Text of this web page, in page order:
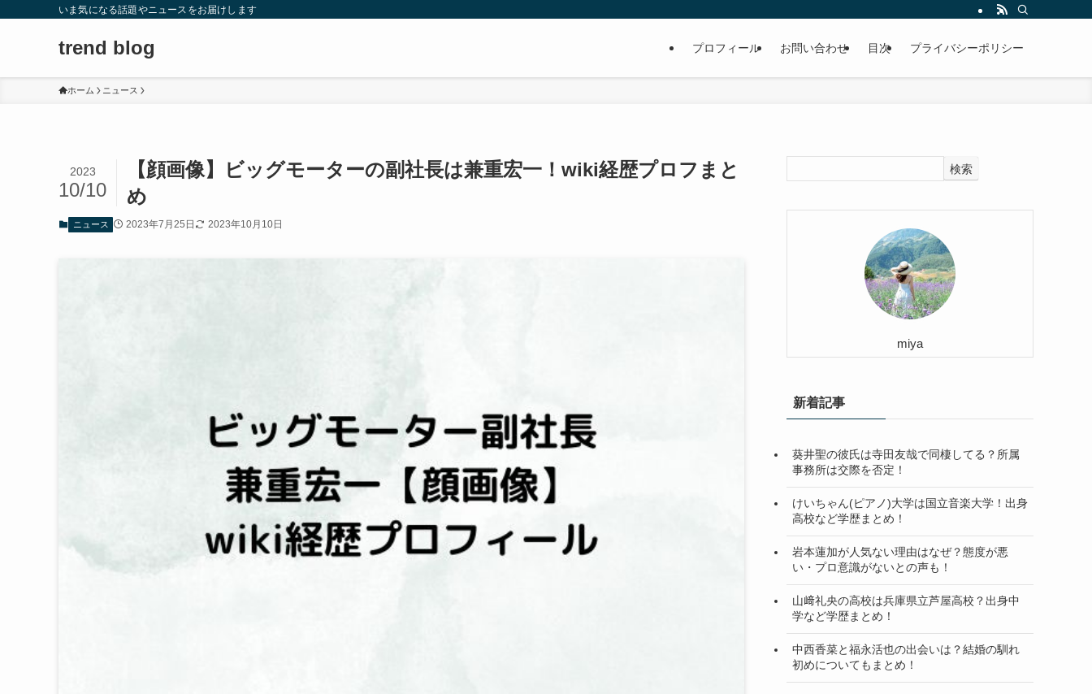
いま気になる話題やニュースをお届けします
trend blog プロフィール お問い合わせ 目次 プライバシーポリシー
ホーム ニュース
【顔画像】ビッグモーターの副社長は兼重宏一！wiki経歴プロフまと
め
2023
10/10
ニュース 2023年7月25日 2023年10月10日
検索
miya
新着記事
葵井聖の彼氏は寺田友哉で同棲してる？所属
事務所は交際を否定！
けいちゃん(ピアノ)大学は国立音楽大学！出身
高校など学歴まとめ！
岩本蓮加が人気ない理由はなぜ？態度が悪
い・プロ意識がないとの声も！
山﨑礼央の高校は兵庫県立芦屋高校？出身中
学など学歴まとめ！
中西香菜と福永活也の出会いは？結婚の馴れ
初めについてもまとめ！